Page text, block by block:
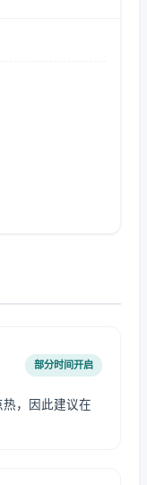
部分时间开启
，因此建议在